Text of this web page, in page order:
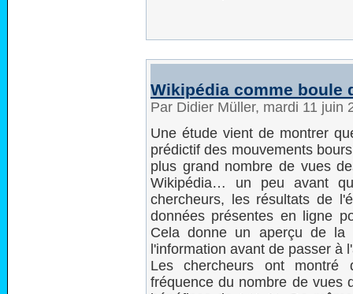
Wikipédia comme boule
Par Didier Müller, mardi 11 juin
Une étude vient de montrer
prédictif des mouvements
plus grand nombre de vues
Wikipédia… un peu avant
chercheurs, les résultats de
données présentes en ligne
Cela donne un aperçu de la
l'information avant de passer à
Les chercheurs ont montré
fréquence du nombre de vues